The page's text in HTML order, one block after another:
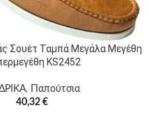
Σουέτ Ταμπά Μεγάλα Μεγέθη
KS2452
,
Παπούτσια
40,32 €